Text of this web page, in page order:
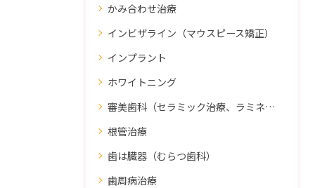
かみ合わせ治療
インビザライン（マウスピース矯正）
インプラント
ホワイトニング
審美歯科（セラミック治療、ラミネートべニア、ダイレクトボンディング）
根管治療
歯は臓器（むらつ歯科）
歯周病治療